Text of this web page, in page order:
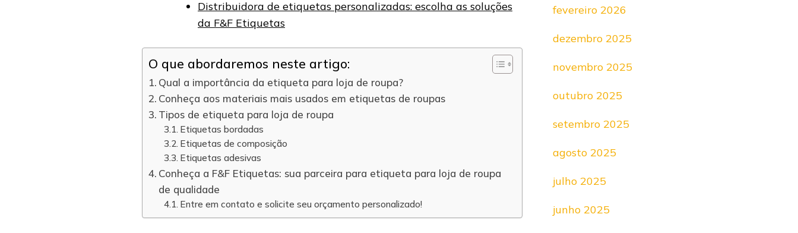
Distribuidora de etiquetas personalizadas: escolha as soluções
da F&F Etiquetas
O que abordaremos neste artigo:
Qual a importância da etiqueta para loja de roupa?
Conheça aos materiais mais usados em etiquetas de roupas
Tipos de etiqueta para loja de roupa
Etiquetas bordadas
Etiquetas de composição
Etiquetas adesivas
Conheça a F&F Etiquetas: sua parceira para etiqueta para loja de roupa
de qualidade
Entre em contato e solicite seu orçamento personalizado!
fevereiro 2026
dezembro 2025
novembro 2025
outubro 2025
setembro 2025
agosto 2025
julho 2025
junho 2025